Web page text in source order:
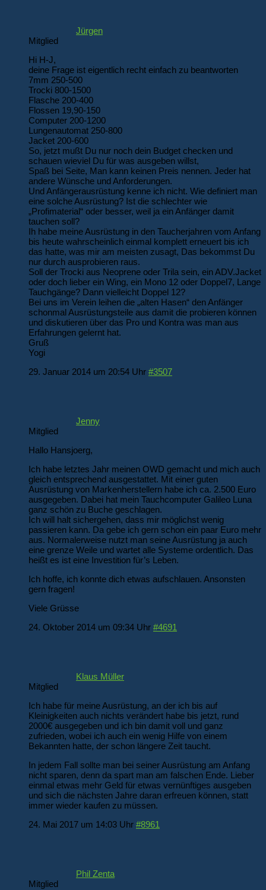
Jürgen
Mitglied
Hi H-J,
deine Frage ist eigentlich recht einfach zu beantworten
7mm 250-500
Trocki 800-1500
Flasche 200-400
Flossen 19,90-150
Computer 200-1200
Lungenautomat 250-800
Jacket 200-600
So, jetzt mußt Du nur noch dein Budget checken und
schauen wieviel Du für was ausgeben willst,
Spaß bei Seite, Man kann keinen Preis nennen. Jeder hat
andere Wünsche und Anforderungen.
Und Anfängerausrüstung kenne ich nicht. Wie definiert man
eine solche Ausrüstung? Ist die schlechter wie
„Profimaterial“ oder besser, weil ja ein Anfänger damit
tauchen soll?
Ih habe meine Ausrüstung in den Taucherjahren vom Anfang
bis heute wahrscheinlich einmal komplett erneuert bis ich
das hatte, was mir am meisten zusagt, Das bekommst Du
nur durch ausprobieren raus.
Soll der Trocki aus Neoprene oder Trila sein, ein ADV.Jacket
oder doch lieber ein Wing, ein Mono 12 oder Doppel7, Lange
Tauchgänge? Dann vielleicht Doppel 12?
Bei uns im Verein leihen die „alten Hasen“ den Anfänger
schonmal Ausrüstungsteile aus damit die probieren können
und diskutieren über das Pro und Kontra was man aus
Erfahrungen gelernt hat.
Gruß
Yogi
29. Januar 2014 um 20:54 Uhr #3507
Jenny
Mitglied
Hallo Hansjoerg,
Ich habe letztes Jahr meinen OWD gemacht und mich auch
gleich entsprechend ausgestattet. Mit einer guten
Ausrüstung von Markenherstellern habe ich ca. 2.500 Euro
ausgegeben. Dabei hat mein Tauchcomputer Galileo Luna
ganz schön zu Buche geschlagen.
Ich will halt sichergehen, dass mir möglichst wenig
passieren kann. Da gebe ich gern schon ein paar Euro mehr
aus. Normalerweise nutzt man seine Ausrüstung ja auch
eine grenze Weile und wartet alle Systeme ordentlich. Das
heißt es ist eine Investition für’s Leben.
Ich hoffe, ich konnte dich etwas aufschlauen. Ansonsten
gern fragen!
Viele Grüsse
24. Oktober 2014 um 09:34 Uhr #4691
Klaus Müller
Mitglied
Ich habe für meine Ausrüstung, an der ich bis auf
Kleinigkeiten auch nichts verändert habe bis jetzt, rund
2000€ ausgegeben und ich bin damit voll und ganz
zufrieden, wobei ich auch ein wenig Hilfe von einem
Bekannten hatte, der schon längere Zeit taucht.
In jedem Fall sollte man bei seiner Ausrüstung am Anfang
nicht sparen, denn da spart man am falschen Ende. Lieber
einmal etwas mehr Geld für etwas vernünftiges ausgeben
und sich die nächsten Jahre daran erfreuen können, statt
immer wieder kaufen zu müssen.
24. Mai 2017 um 14:03 Uhr #8961
Phil Zenta
Mitglied